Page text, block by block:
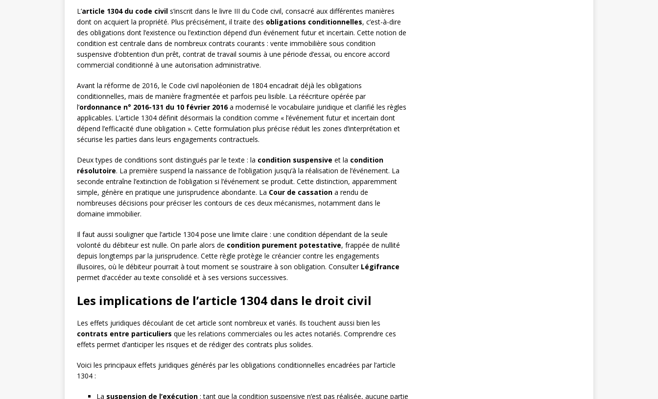
L’article 1304 du code civil s’inscrit dans le livre III du Code civil, consacré aux différentes manières
dont on acquiert la propriété. Plus précisément, il traite des obligations conditionnelles, c’est-à-dire
des obligations dont l’existence ou l’extinction dépend d’un événement futur et incertain. Cette notion de
condition est centrale dans de nombreux contrats courants : vente immobilière sous condition
suspensive d’obtention d’un prêt, contrat de travail soumis à une période d’essai, ou encore accord
commercial conditionné à une autorisation administrative.
Avant la réforme de 2016, le Code civil napoléonien de 1804 encadrait déjà les obligations
conditionnelles, mais de manière fragmentée et parfois peu lisible. La réécriture opérée par
l’ordonnance n° 2016-131 du 10 février 2016a modernisé le vocabulaire juridique et clarifié les règles
applicables. L’article 1304 définit désormais la condition comme « l’événement futur et incertain dont
dépend l’efficacité d’une obligation ». Cette formulation plus précise réduit les zones d’interprétation et
sécurise les parties dans leurs engagements contractuels.
Deux types de conditions sont distingués par le texte : la condition suspensive et la condition
résolutoire. La première suspend la naissance de l’obligation jusqu’à la réalisation de l’événement. La
seconde entraîne l’extinction de l’obligation si l’événement se produit. Cette distinction, apparemment
simple, génère en pratique une jurisprudence abondante. La Cour de cassation a rendu de
nombreuses décisions pour préciser les contours de ces deux mécanismes, notamment dans le
domaine immobilier.
Il faut aussi souligner que l’article 1304 pose une limite claire : une condition dépendant de la seule
volonté du débiteur est nulle. On parle alors de condition purement potestative, frappée de nullité
depuis longtemps par la jurisprudence. Cette règle protège le créancier contre les engagements
illusoires, où le débiteur pourrait à tout moment se soustraire à son obligation. Consulter Légifrance
permet d’accéder au texte consolidé et à ses versions successives.
Les implications de l’article 1304 dans le droit civil
Les effets juridiques découlant de cet article sont nombreux et variés. Ils touchent aussi bien les
contrats entre particuliers que les relations commerciales ou les actes notariés. Comprendre ces
effets permet d’anticiper les risques et de rédiger des contrats plus solides.
Voici les principaux effets juridiques générés par les obligations conditionnelles encadrées par l’article
1304 :
La suspension de l’exécution : tant que la condition suspensive n’est pas réalisée, aucune partie